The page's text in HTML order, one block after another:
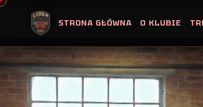
Skip
STRONA GŁÓWNA O KLUBIE